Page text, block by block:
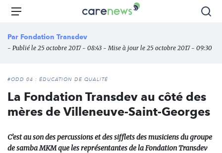
Aller
principal
Carenews,
des
l'engagement
Menu
Par Fondation Transdev
- Publié le 25 octobre 2017 - 08:43 - Mise à jour le 25 octobre 2017 - 09:30
#ODD 04 : ÉDUCATION DE QUALITÉ
La Fondation Transdev au côté des
mères de Villeneuve-Saint-Georges
C’est au son des percussions et des sifflets des musiciens du groupe
de samba MKM que les représentantes de la Fondation Transdev